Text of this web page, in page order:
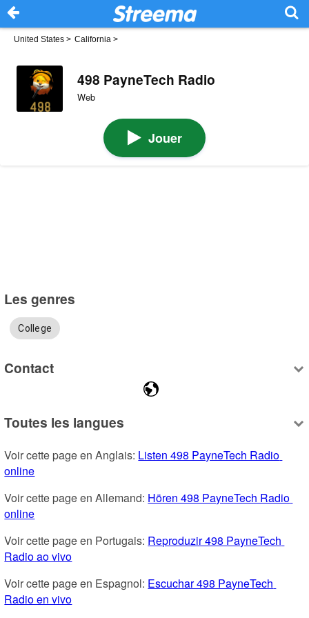
United States > California >
498 PayneTech Radio
Web
Jouer
Les genres
College
Contact
Toutes les langues
Voir cette page en Anglais: Listen 498 PayneTech Radio
online
Voir cette page en Allemand: Hören 498 PayneTech Radio
online
Voir cette page en Portugais: Reproduzir 498 PayneTech
Radio ao vivo
Voir cette page en Espagnol: Escuchar 498 PayneTech
Radio en vivo